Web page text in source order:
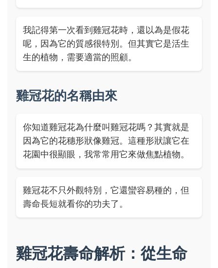
我記得第一次看到雞冠花時，還以為是假花
呢，因為它的質感很特別。但其實它是活生
生的植物，需要適當的照顧。
雞冠花的名稱由來
你知道雞冠花為什麼叫雞冠花嗎？其實就是
因為它的花穗形狀像雞冠。這種形狀讓它在
花園中很顯眼，我常常用它來做焦點植物。
雞冠花不只外觀特別，它還蠻容易種的，但
壽命長短就看你的功夫了。
雞冠花壽命解析：從生命